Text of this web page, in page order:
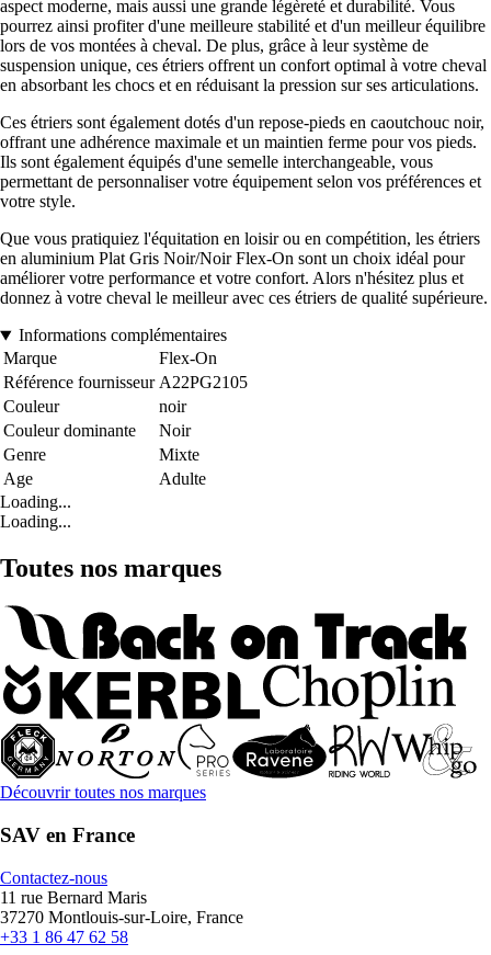
aspect moderne, mais aussi une grande légèreté et durabilité. Vous
pourrez ainsi profiter d'une meilleure stabilité et d'un meilleur équilibre
lors de vos montées à cheval. De plus, grâce à leur système de
suspension unique, ces étriers offrent un confort optimal à votre cheval
en absorbant les chocs et en réduisant la pression sur ses articulations.
Ces étriers sont également dotés d'un repose-pieds en caoutchouc noir,
offrant une adhérence maximale et un maintien ferme pour vos pieds.
Ils sont également équipés d'une semelle interchangeable, vous
permettant de personnaliser votre équipement selon vos préférences et
votre style.
Que vous pratiquiez l'équitation en loisir ou en compétition, les étriers
en aluminium Plat Gris Noir/Noir Flex-On sont un choix idéal pour
améliorer votre performance et votre confort. Alors n'hésitez plus et
donnez à votre cheval le meilleur avec ces étriers de qualité supérieure.
Informations complémentaires
Marque
Flex-On
Référence fournisseur A22PG2105
Couleur
noir
Couleur dominante
Noir
Genre
Mixte
Age
Adulte
Loading...
Loading...
Toutes nos marques
Découvrir toutes nos marques
SAV en France
Contactez-nous
11 rue Bernard Maris
37270 Montlouis-sur-Loire, France
+33 1 86 47 62 58